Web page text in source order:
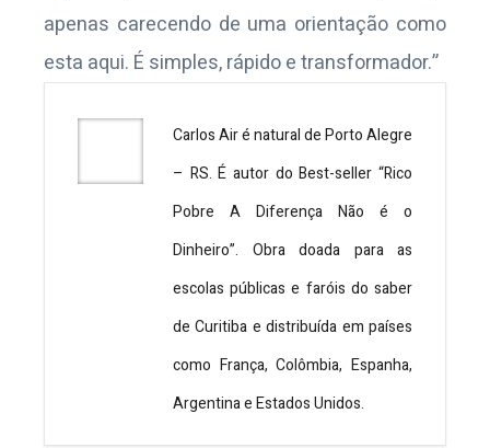
apenas carecendo de uma orientação como
esta aqui. É simples, rápido e transformador.”
Carlos Air é natural de Porto Alegre
– RS. É autor do Best-seller “Rico
Pobre A Diferença Não é o
Dinheiro”. Obra doada para as
escolas públicas e faróis do saber
de Curitiba e distribuída em países
como França, Colômbia, Espanha,
Argentina e Estados Unidos.